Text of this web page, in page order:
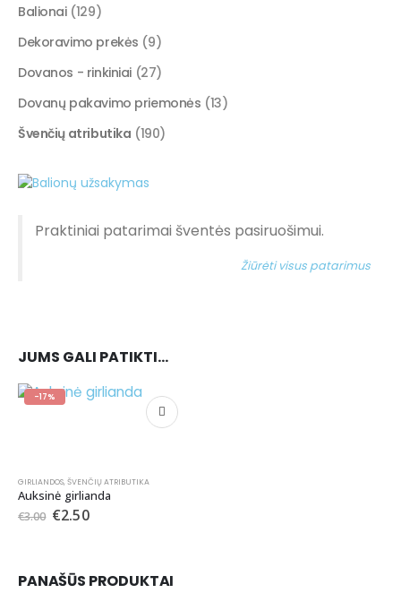
Balionai (129)
Dekoravimo prekės (9)
Dovanos - rinkiniai (27)
Dovanų pakavimo priemonės (13)
Švenčių atributika (190)
Praktiniai patarimai šventės pasiruošimui.
Žiūrėti visus patarimus
JUMS GALI PATIKTI…
-17%
GIRLIANDOS, ŠVENČIŲ ATRIBUTIKA
Auksinė girlianda
€3.00 €2.50
PANAŠŪS PRODUKTAI